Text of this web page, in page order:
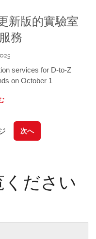
新版的實驗室
務
services for D-to-Z
on October 1
次へ
ださい